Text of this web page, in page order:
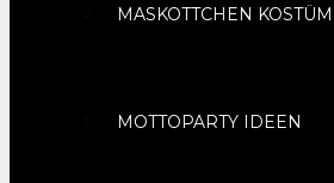
MASKOTTCHEN
MOTTOPARTY IDEEN